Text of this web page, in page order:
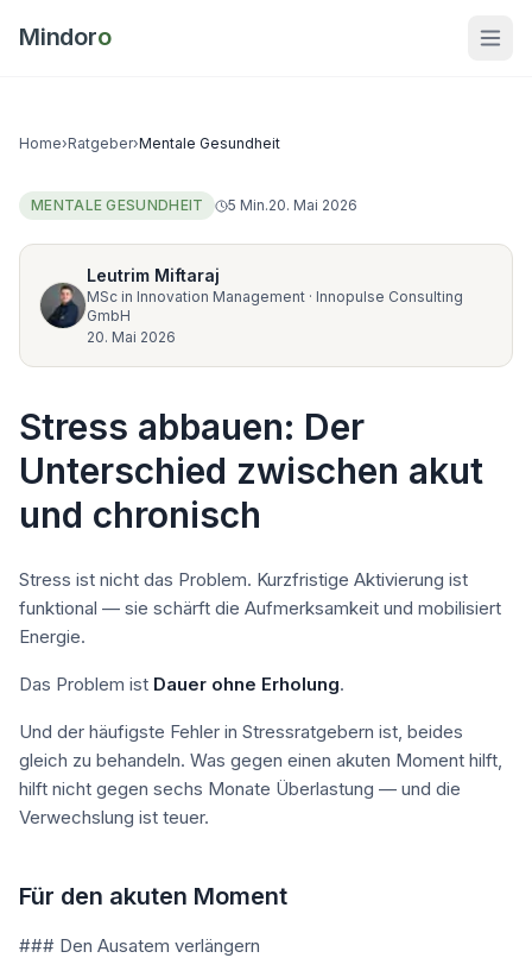
Mindoro
Home›Ratgeber›Mentale Gesundheit
MENTALE GESUNDHEIT 5 Min.20. Mai 2026
Leutrim Miftaraj
MSc in Innovation Management · Innopulse Consulting
GmbH
20. Mai 2026
Stress abbauen: Der
Unterschied zwischen akut
und chronisch
Stress ist nicht das Problem. Kurzfristige Aktivierung ist
funktional — sie schärft die Aufmerksamkeit und mobilisiert
Energie.
Das Problem ist Dauer ohne Erholung.
Und der häufigste Fehler in Stressratgebern ist, beides
gleich zu behandeln. Was gegen einen akuten Moment hilft,
hilft nicht gegen sechs Monate Überlastung — und die
Verwechslung ist teuer.
Für den akuten Moment
### Den Ausatem verlängern